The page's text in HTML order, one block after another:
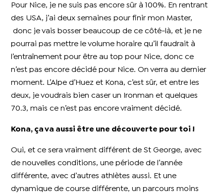
Pour Nice, je ne suis pas encore sûr à 100%. En rentrant
des USA, j’ai deux semaines pour finir mon Master,
donc je vais bosser beaucoup de ce côté-là, et je ne
pourrai pas mettre le volume horaire qu’il faudrait à
l’entraînement pour être au top pour Nice, donc ce
n’est pas encore décidé pour Nice. On verra au dernier
moment. L’Alpe d’Huez et Kona, c’est sûr, et entre les
deux, je voudrais bien caser un Ironman et quelques
70.3, mais ce n’est pas encore vraiment décidé.
Kona, ça va aussi être une découverte pour toi !
Oui, et ce sera vraiment différent de St George, avec
de nouvelles conditions, une période de l’année
différente, avec d’autres athlètes aussi. Et une
dynamique de course différente, un parcours moins